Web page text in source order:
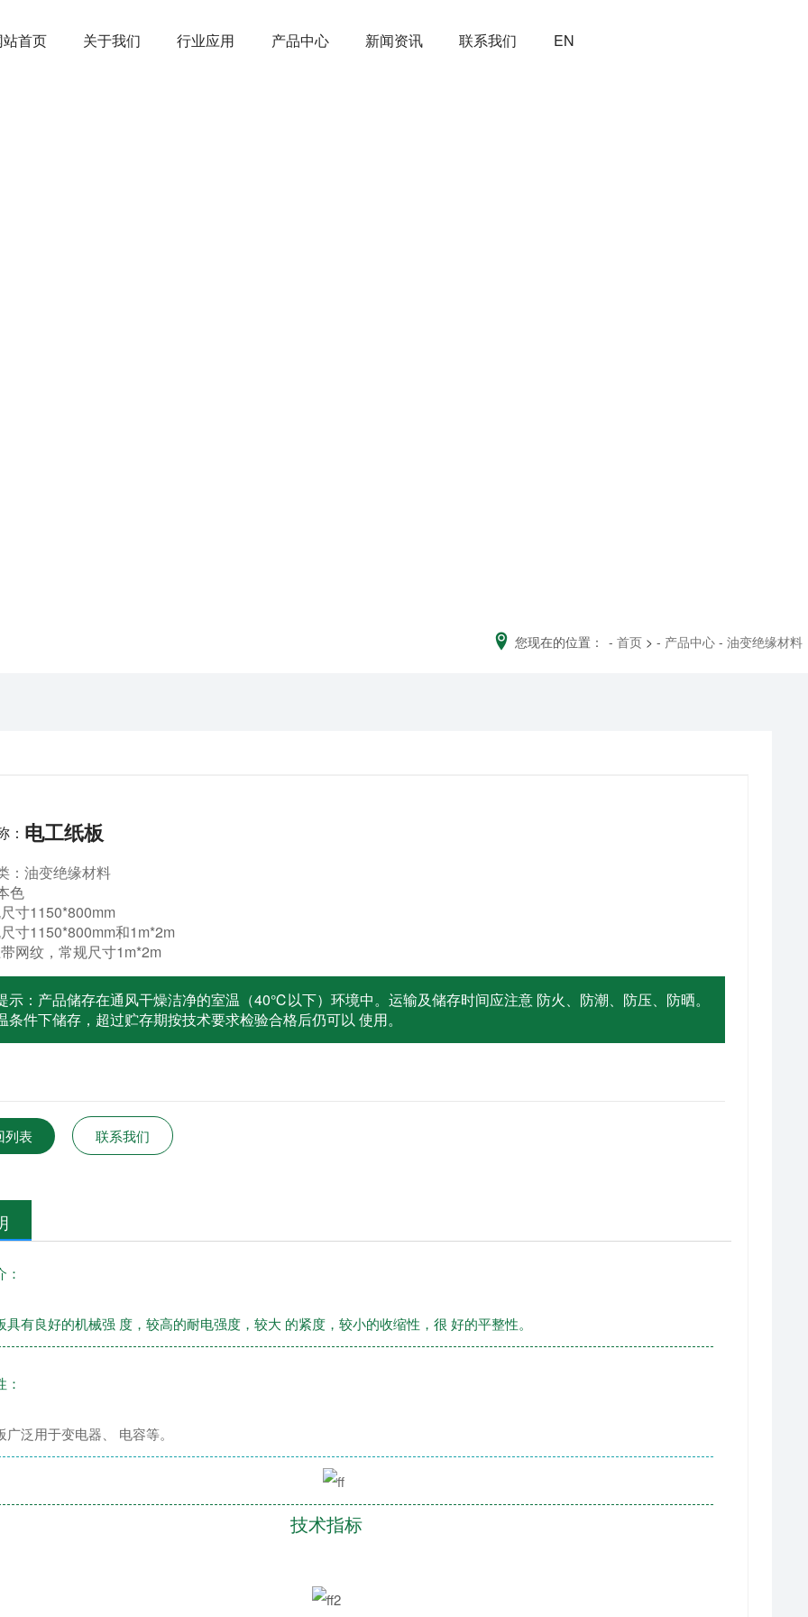
首页 关于我们 行业应用 产品中心 新闻资讯 联系我们 EN
您现在的位置： - 首页> - 产品中心- 油变绝缘材料
： 电工纸板
：油变绝缘材料
色
寸1150*800mm
寸1150*800mm和1m*2m
网纹，常规尺寸1m*2m
示：产品储存在通风干燥洁净的室温（40℃以下）环境中。运输及储存时间应注意 防火、防潮、防压、防晒。
条件下储存，超过贮存期按技术要求检验合格后仍可以 使用。
列表 联系我们
具有良好的机械强 度，较高的耐电强度，较大 的紧度，较小的收缩性，很 好的平整性。
广泛用于变电器、 电容等。
技术指标